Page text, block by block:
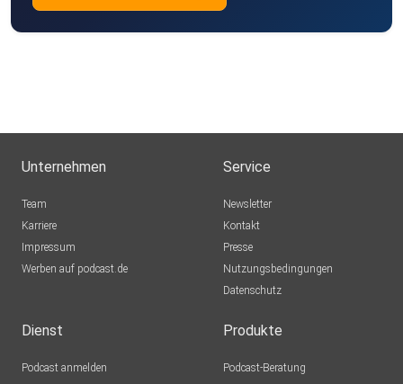
Unternehmen
Team
Karriere
Impressum
Werben auf podcast.de
Service
Newsletter
Kontakt
Presse
Nutzungsbedingungen
Datenschutz
Dienst
Podcast anmelden
Produkte
Podcast-Beratung